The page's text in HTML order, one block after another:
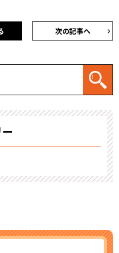
次の記事へ